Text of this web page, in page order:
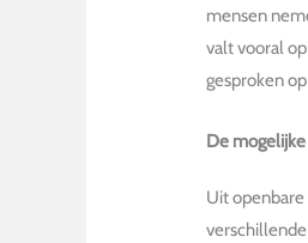
mensen
valt vooral
gesproken
De
Uit